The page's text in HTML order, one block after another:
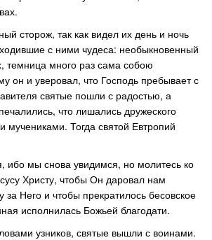
сторож, так как видел их день и ночь
с ними чудеса: необыкновенный
темница много раз сама собою
он и уверовал, что Господь пребывает с
святые пошли с радостью, а
что лишались дружеского
Тогда святой Евтропий
ибо мы снова увидимся, но молитесь ко
Христу, чтобы Он даровал нам
за Него и чтобы прекратилось бесовское
исполнилась Божьей благодати.
узников, святые вышли с воинами.